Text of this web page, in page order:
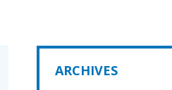
ARCHIVES